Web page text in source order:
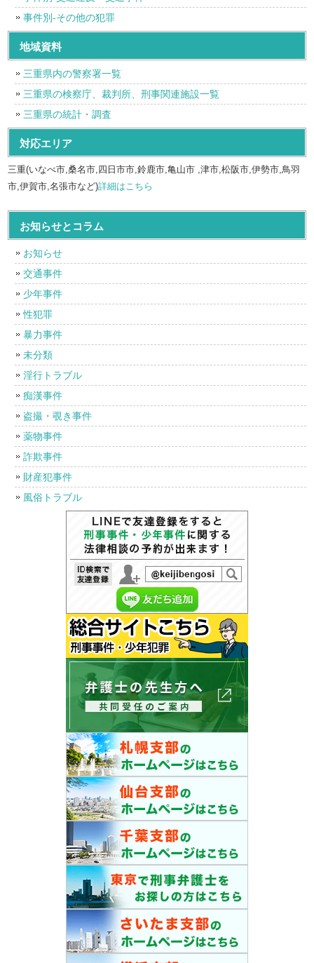
事件別-その他の犯罪
地域資料
三重県内の警察署一覧
三重県の検察庁、裁判所、刑事関連施設一覧
三重県の統計・調査
対応エリア
三重(いなべ市,桑名市,四日市市,鈴鹿市,亀山市 ,津市,松阪市,伊勢市,鳥羽
市,伊賀市,名張市など)詳細はこちら
お知らせとコラム
お知らせ
交通事件
少年事件
性犯罪
暴力事件
未分類
淫行トラブル
痴漢事件
盗撮・覗き事件
薬物事件
詐欺事件
財産犯事件
風俗トラブル